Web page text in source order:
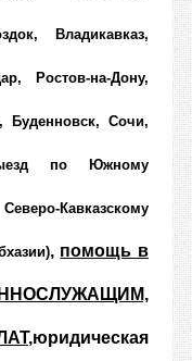
Владикавказ,
Ростов-на-Дону,
Буденновск, Сочи,
по Южному
Кавказскому
, помощь в
,юридическая